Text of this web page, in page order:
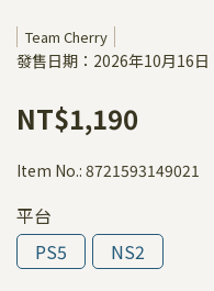
Team Cherry
發售日期：2026年10月16日
NT$1,190
Item No.: 8721593149021
平台
PS5
NS2